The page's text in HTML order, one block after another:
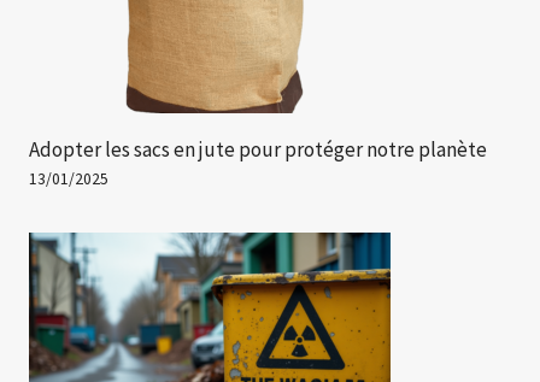
Adopter les sacs en jute pour protéger notre planète
13/01/2025